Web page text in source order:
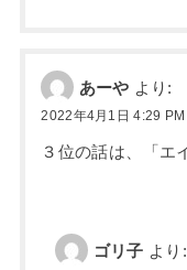
あーや より:
2022年4月1日 4:29 PM
３位の話は、「エ
ゴリ子 より: